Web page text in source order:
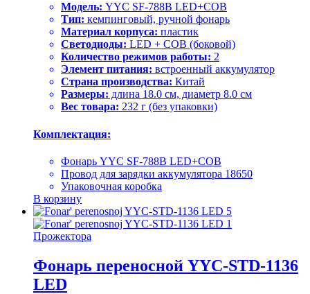
Модель: YYC SF-788B LED+COB
Тип: кемпинговый, ручной фонарь
Материал корпуса: пластик
Светодиоды: LED + COB (боковой)
Количество режимов работы: 2
Элемент питания: встроенный аккумулятор
Страна производства: Китай
Размеры: длина 18.0 см, диаметр 8.0 см
Вес товара: 232 г (без упаковки)
Комплектация:
Фонарь YYC SF-788B LED+COB
Провод для зарядки аккумулятора 18650
Упаковочная коробка
В корзину
Прожектора
Фонарь переносной YYC-STD-1136
LED